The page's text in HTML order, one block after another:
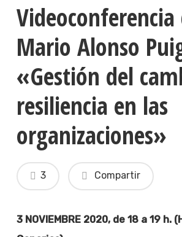
Videoconferencia
Mario Alonso
«Gestión del
resiliencia en las
organizaciones»
Compartir
3
3 NOVIEMBRE 2020, de 18 a 19 h.